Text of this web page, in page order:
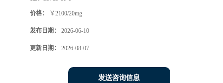
价格： ￥2100/20mg
发布日期： 2026-06-10
更新日期： 2026-08-07
发送咨询信息